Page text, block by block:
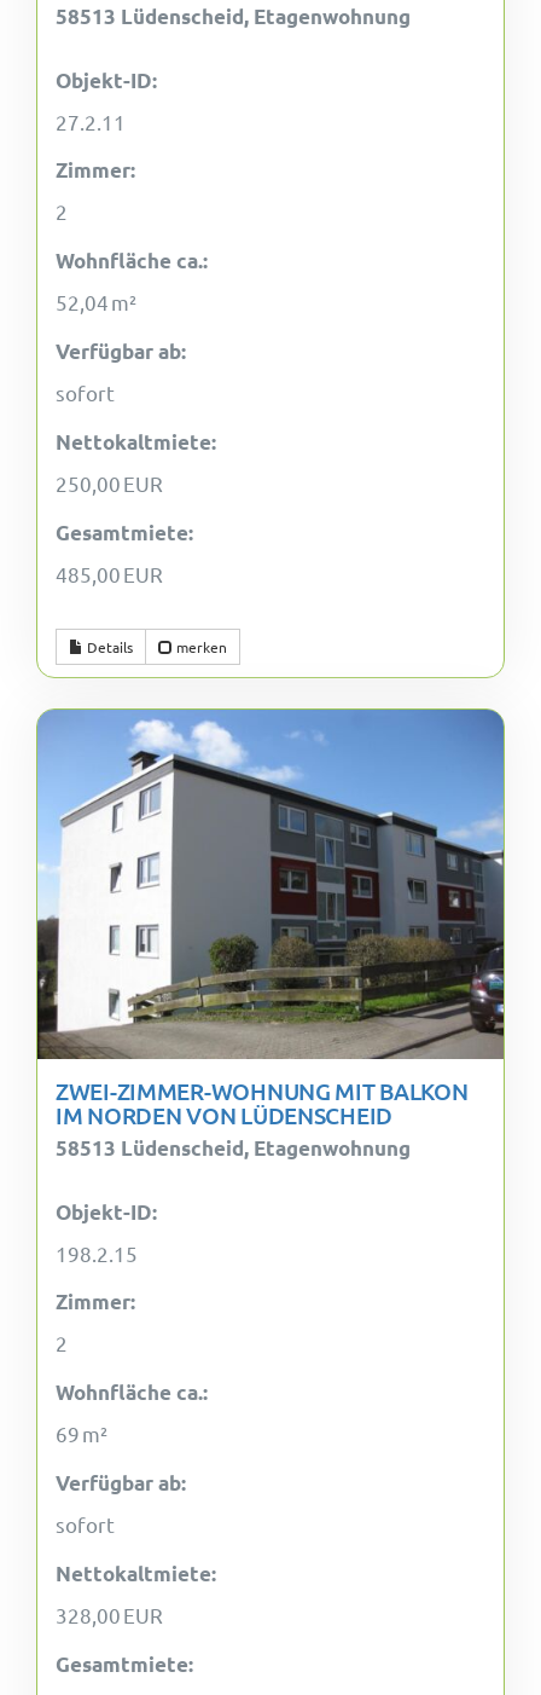
58513 Lüdenscheid, Etagenwohnung
Objekt-ID:
27.2.11
Zimmer:
2
Wohnfläche ca.:
52,04 m²
Verfügbar ab:
sofort
Nettokaltmiete:
250,00 EUR
Gesamtmiete:
485,00 EUR
Details merken
ZWEI-ZIMMER-WOHNUNG MIT BALKON
IM NORDEN VON LÜDENSCHEID
58513 Lüdenscheid, Etagenwohnung
Objekt-ID:
198.2.15
Zimmer:
2
Wohnfläche ca.:
69 m²
Verfügbar ab:
sofort
Nettokaltmiete:
328,00 EUR
Gesamtmiete: